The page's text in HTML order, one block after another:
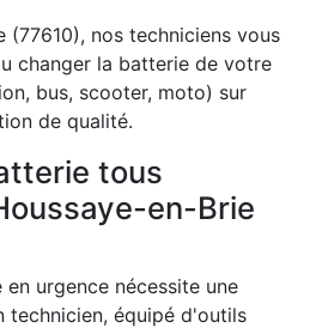
(77610), nos techniciens vous
changer la batterie de votre
bus, scooter, moto) sur
de qualité.
tous
en-Brie
urgence nécessite une
technicien, équipé d'outils